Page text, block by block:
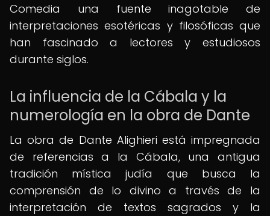
Comedia una fuente inagotable de
interpretaciones esotéricas y filosóficas que
han fascinado a lectores y estudiosos
durante siglos.
La influencia de la Cábala y la
numerología en la obra de Dante
La obra de Dante Alighieri está impregnada
de referencias a la Cábala, una antigua
tradición mística judía que busca la
comprensión de lo divino a través de la
interpretación de textos sagrados y la